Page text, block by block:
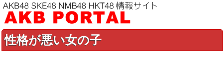
性格が悪い女の子